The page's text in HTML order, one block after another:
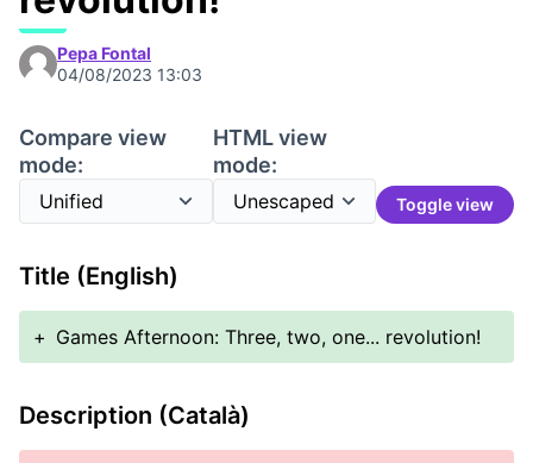
Pepa Fontal
04/08/2023 13:03
Compare view
mode:
HTML view
mode:
Toggle view
Title (English)
+ Games Afternoon: Three, two, one... revolution!
Description (Català)